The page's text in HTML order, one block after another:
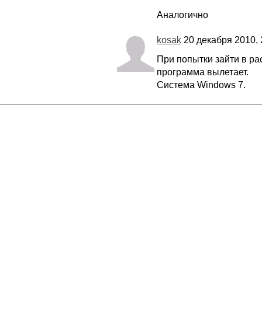
Аналогично
kosak 20 декабря 2010,
При попытки зайти в
программа вылетает.
Система Windows 7.